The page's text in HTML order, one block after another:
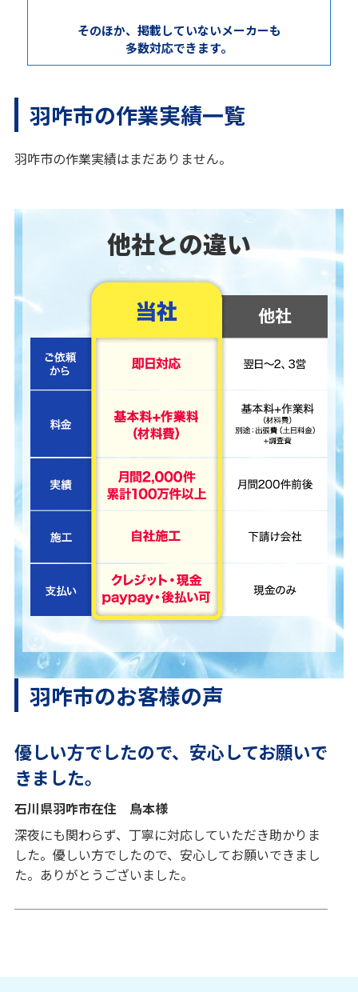
そのほか、掲載していないメーカーも
多数対応できます。
羽咋市の作業実績一覧
羽咋市の作業実績はまだありません。
他社との違い
羽咋市のお客様の声
優しい方でしたので、安心してお願いで
きました。
石川県羽咋市在住 鳥本様
深夜にも関わらず、丁寧に対応していただき助かりま
した。優しい方でしたので、安心してお願いできまし
た。ありがとうございました。